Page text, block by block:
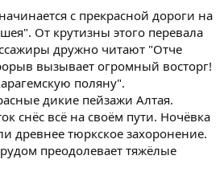
с прекрасной дороги на
От крутизны этого перевала
дружно читают "Отче
вызывает огромный восторг!
поляну".
дикие пейзажи Алтая.
снёс всё на своём пути. Ночёвка
древнее тюркское захоронение.
преодолевает тяжёлые